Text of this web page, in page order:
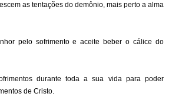
as tentações do demônio, mais perto a alma
pelo sofrimento e aceite beber o cálice do
durante toda a sua vida para poder
de Cristo.